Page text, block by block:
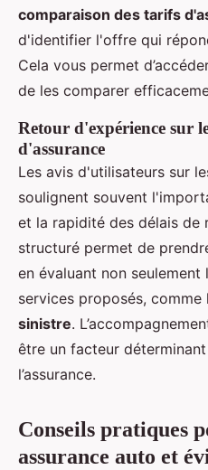
comparaison des tarifs
d'identifier l'offre qui
Cela vous permet
de les comparer
Retour d'expérience sur
d'assurance
Les avis d'utilisateurs sur
soulignent souvent
et la rapidité des délais de
structuré permet de
en évaluant non seulement
services proposés, comme
sinistre.
être un facteur
l’assurance.
Conseils pratiques
assurance auto et